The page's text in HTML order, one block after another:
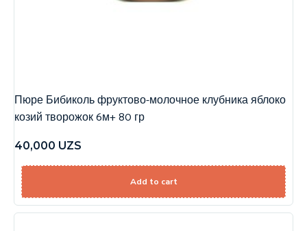
Пюре Бибиколь фруктово-молочное клубника яблоко
козий творожок 6м+ 80 гр
40,000 UZS
Add to cart